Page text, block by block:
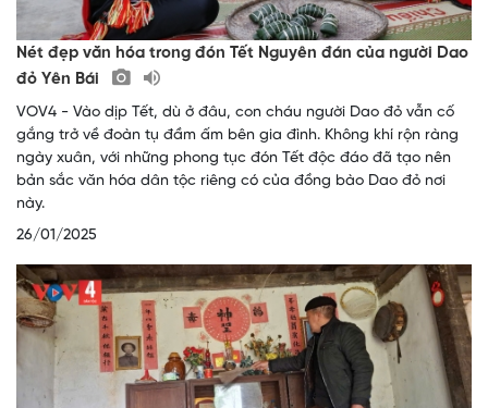
Nét đẹp văn hóa trong đón Tết Nguyên đán của người Dao
đỏ Yên Bái
VOV4 - Vào dịp Tết, dù ở đâu, con cháu người Dao đỏ vẫn cố
gắng trở về đoàn tụ đầm ấm bên gia đình. Không khí rộn ràng
ngày xuân, với những phong tục đón Tết độc đáo đã tạo nên
bản sắc văn hóa dân tộc riêng có của đồng bào Dao đỏ nơi
này.
26/01/2025